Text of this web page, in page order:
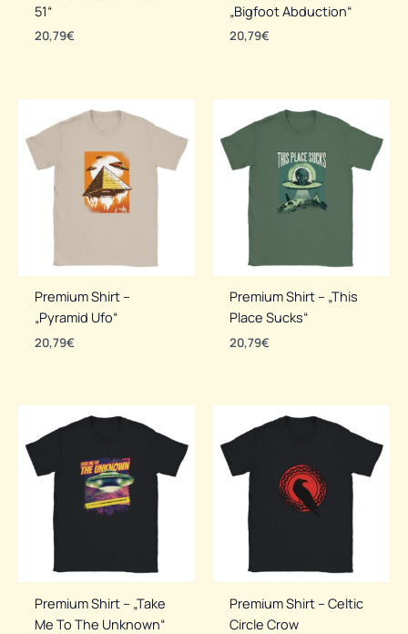
51“
20,79€
„Bigfoot Abduction“
20,79€
Premium Shirt –
„Pyramid Ufo“
20,79€
Premium Shirt – „This
Place Sucks“
20,79€
Premium Shirt – „Take
Me To The Unknown“
Premium Shirt – Celtic
Circle Crow